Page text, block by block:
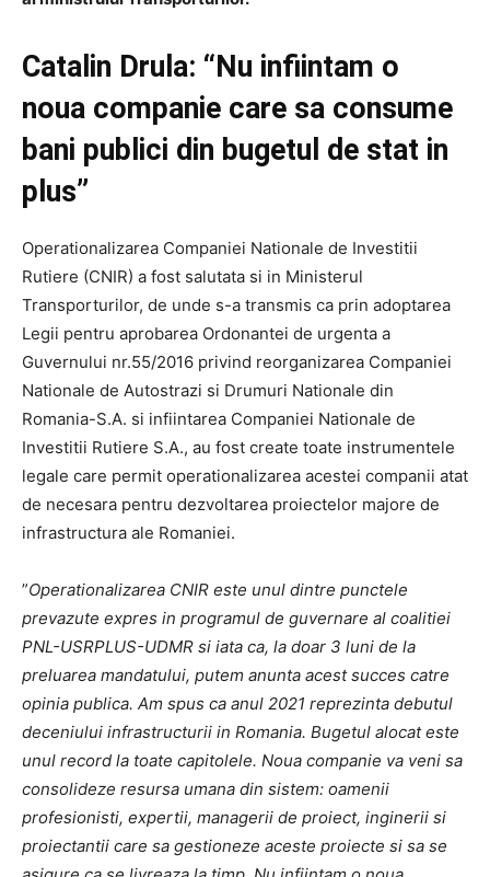
Catalin Drula: “Nu infiintam o
noua companie care sa consume
bani publici din bugetul de stat in
plus”
Operationalizarea Companiei Nationale de Investitii
Rutiere (CNIR) a fost salutata si in Ministerul
Transporturilor, de unde s-a transmis ca prin adoptarea
Legii pentru aprobarea Ordonantei de urgenta a
Guvernului nr.55/2016 privind reorganizarea Companiei
Nationale de Autostrazi si Drumuri Nationale din
Romania-S.A. si infiintarea Companiei Nationale de
Investitii Rutiere S.A., au fost create toate instrumentele
legale care permit operationalizarea acestei companii atat
de necesara pentru dezvoltarea proiectelor majore de
infrastructura ale Romaniei.
”Operationalizarea CNIR este unul dintre punctele
prevazute expres in programul de guvernare al coalitiei
PNL-USRPLUS-UDMR si iata ca, la doar 3 luni de la
preluarea mandatului, putem anunta acest succes catre
opinia publica. Am spus ca anul 2021 reprezinta debutul
deceniului infrastructurii in Romania. Bugetul alocat este
unul record la toate capitolele. Noua companie va veni sa
consolideze resursa umana din sistem: oamenii
profesionisti, expertii, managerii de proiect, inginerii si
proiectantii care sa gestioneze aceste proiecte si sa se